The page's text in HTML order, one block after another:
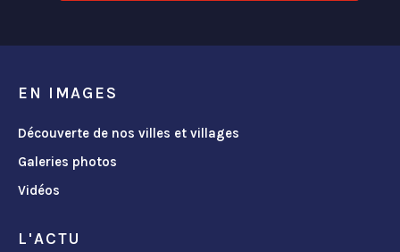
EN IMAGES
Découverte de nos villes et villages
Galeries photos
Vidéos
L'ACTU